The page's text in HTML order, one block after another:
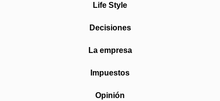
Life Style
Decisiones
La empresa
Impuestos
Opinión